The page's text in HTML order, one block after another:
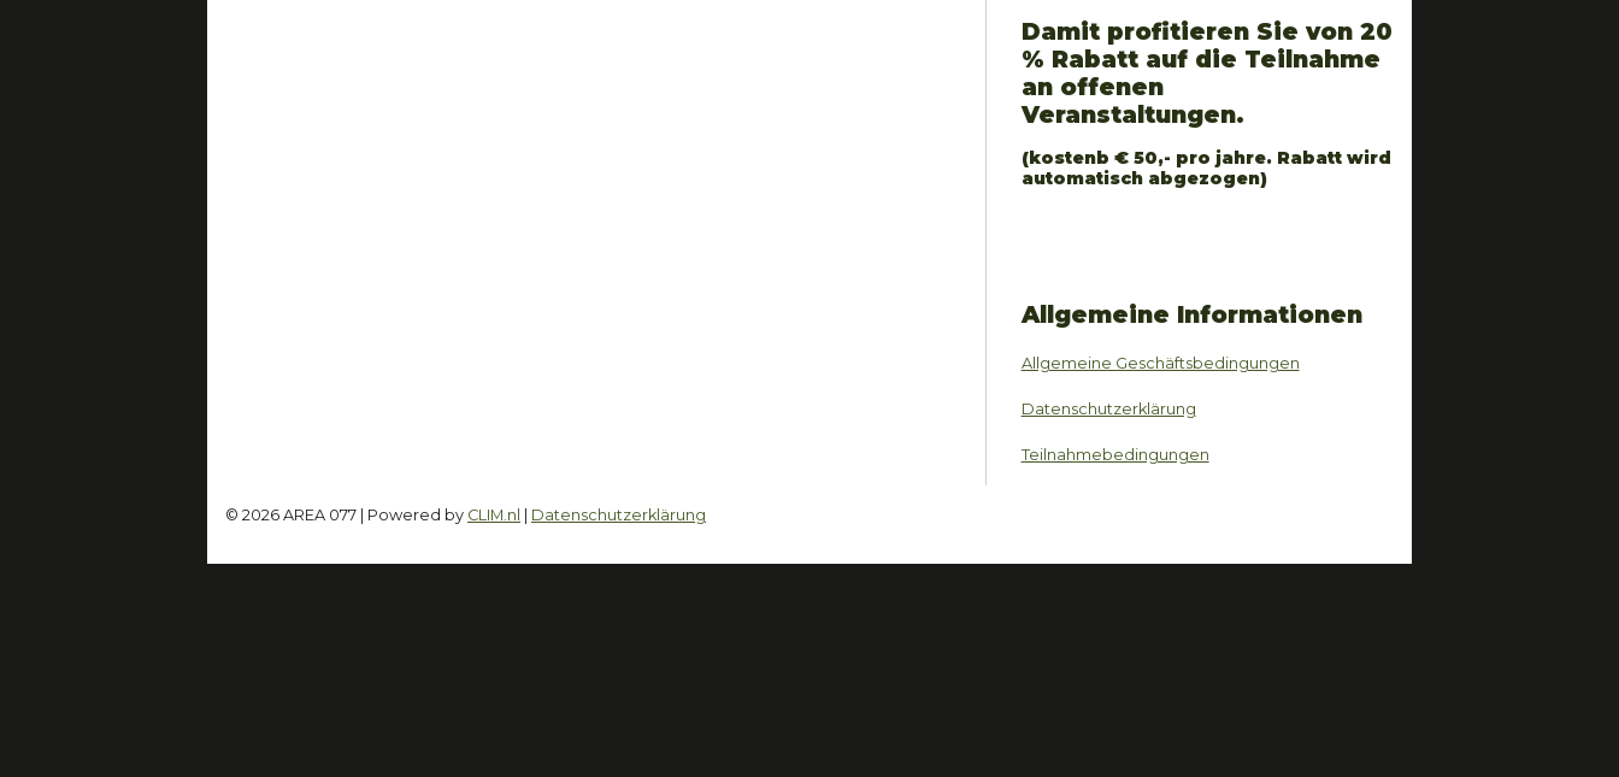
Damit profitieren Sie von 20
% Rabatt auf die Teilnahme
an offenen
Veranstaltungen.
(kostenb € 50,- pro jahre. Rabatt wird
automatisch abgezogen)
Allgemeine Informationen
Allgemeine Geschäftsbedingungen
Datenschutzerklärung
Teilnahmebedingungen
© 2026 AREA 077 | Powered by CLIM.nl Datenschutzerklärung